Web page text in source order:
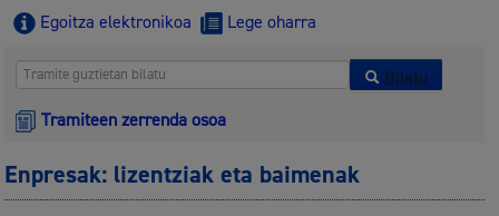
Egoitza elektronikoa Lege oharra
Bilatu
Tramiteen zerrenda osoa
Enpresak: lizentziak eta baimenak